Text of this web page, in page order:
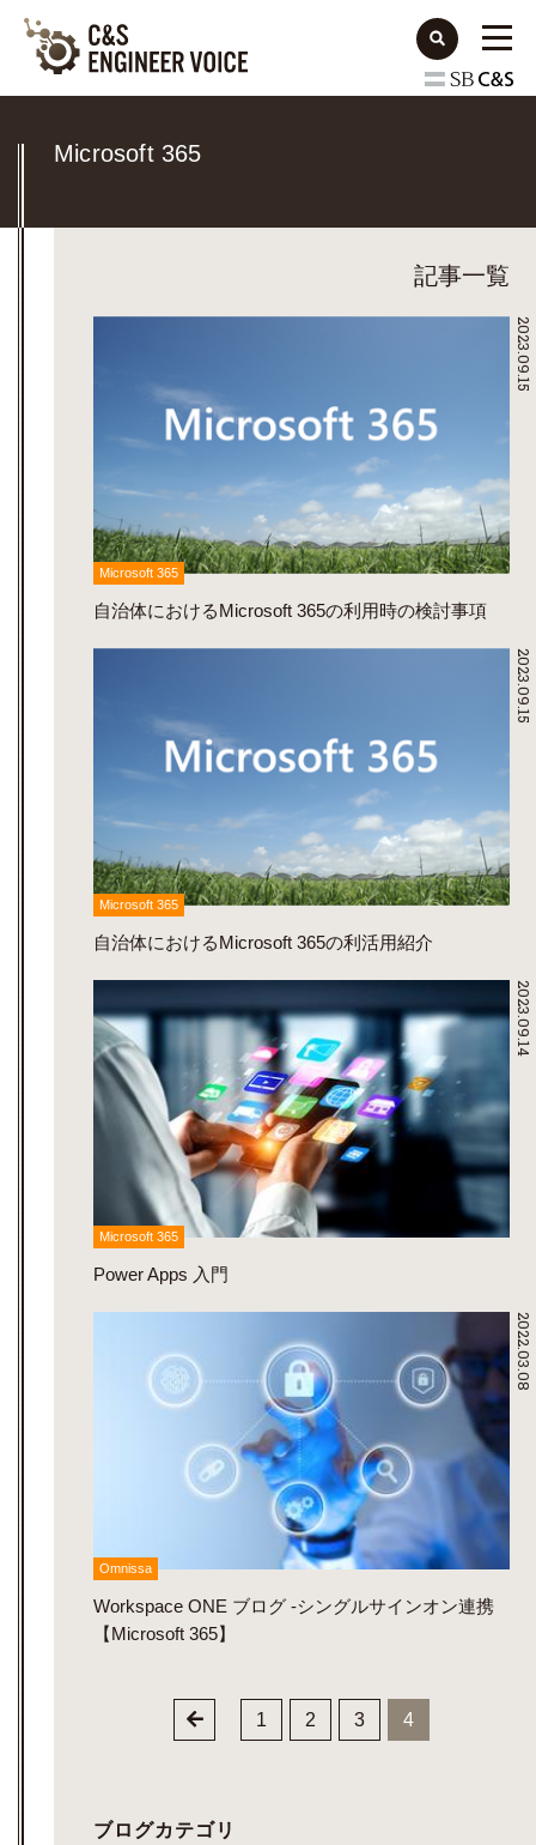
Microsoft 365
記事一覧
2023.09.15
Microsoft 365
自治体におけるMicrosoft 365の利用時の検討事項
2023.09.15
Microsoft 365
自治体におけるMicrosoft 365の利活用紹介
2023.09.14
Microsoft 365
Power Apps 入門
2022.03.08
Omnissa
Workspace ONE ブログ -シングルサインオン連携
【Microsoft 365】
1 2 3 4
ブログカテゴリ